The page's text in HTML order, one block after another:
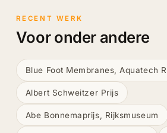
RECENT WERK
Voor onder andere
Blue Foot Membranes, Aquatech
Albert Schweitzer Prijs
Abe Bonnemaprijs, Rijksmuseum